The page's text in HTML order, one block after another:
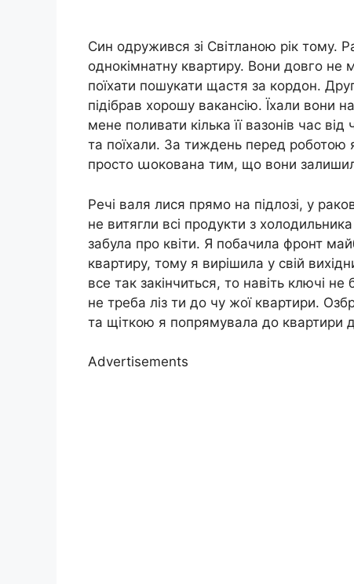
Син одружився зі Світланою рік тому.
однокімнатну квартиру. Вони довго не
поїхати пошукати щастя за кордон.
підібрав хорошу вакансію. Їхали вони
мене поливати кілька її вазонів час
та поїхали. За тиждень перед роботою
просто աокована тим, що вони
Речі валя лися прямо на підлозі, у
не витягли всі продукти з
забула про квіти. Я побачила фронт
квартиру, тому я вирішила у свій
все так закінчиться, то навіть ключі
не треба ліз ти до чу жої квартири.
та щіткою я попрямувала до квартири
Advertisements